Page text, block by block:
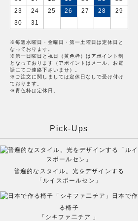
23
24 25 26 27 28
29
30
31
※毎週水曜日・金曜日・第一土曜日は定休日と
なっております。
※第一日曜日と祝日（黄色枠）はアポイント制
となっております（アポイントはメール、お電
話にてご連絡下さいませ）。
※ご注文に関しましては定休日なしで受け付け
ております。
※青色枠は定休日。
Pick-Ups
普遍的なスタイル。光をデザインする
「ルイスポールセン」
日本で作
る椅子
「シキファ二チア 」